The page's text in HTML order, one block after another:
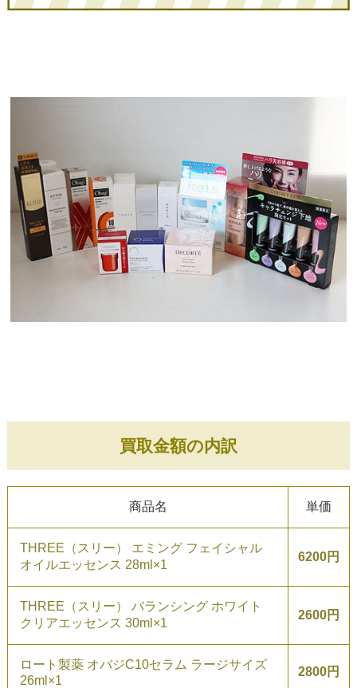
買取金額の内訳
商品名 単価
THREE（スリー） エミング フェイシャル
オイルエッセンス 28ml×1
6200円
THREE（スリー） バランシング ホワイト
クリアエッセンス 30ml×1
2600円
ロート製薬 オバジC10セラム ラージサイズ
26ml×1
2800円